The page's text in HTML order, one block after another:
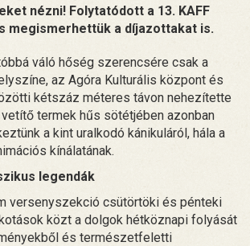
nézni! Folytatódott a 13. KAFF
megismerhettük a díjazottakat is.
váló hőség szerencsére csak a
az Agóra Kulturális központ és
kétszáz méteres távon nehezítette
termek hűs sötétjében azonban
a kint uralkodó kánikuláról, hála a
kínálatának.
legendák
versenyszekció csütörtöki és pénteki
közt a dolgok hétköznapi folyását
és természetfeletti